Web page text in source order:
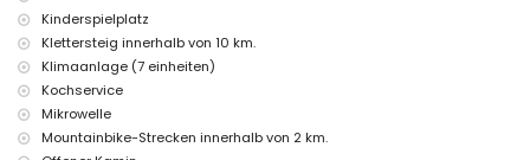
Einrichtungen und Dienstleistungen im Mietpreis der Villa
enthalten
Internet (WiFi)
Bügeleisen und Bügelbrett
Empfangsdienst und 24-Stunden-Notdienst
Tischtennis
Kinderspielplatz
Klettersteig innerhalb von 10 km.
Klimaanlage (7 einheiten)
Kochservice
Mikrowelle
Mountainbike-Strecken innerhalb von 2 km.